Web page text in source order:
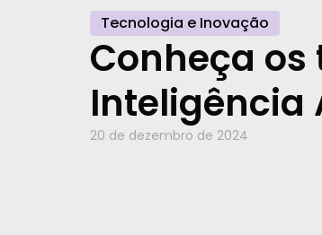
Tecnologia e Inovação
Conheça os
Inteligência
20 de dezembro de 2024